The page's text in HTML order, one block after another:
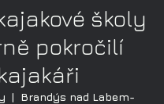
školy
pokročilí
  |
Brandýs nad Labem-